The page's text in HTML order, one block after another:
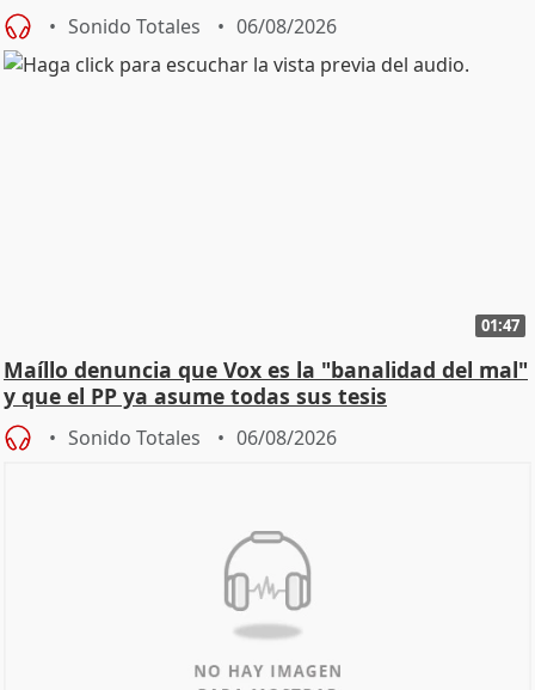
Sonido Totales 06/08/2026
01:47
Maíllo denuncia que Vox es la "banalidad del mal"
y que el PP ya asume todas sus tesis
Sonido Totales 06/08/2026